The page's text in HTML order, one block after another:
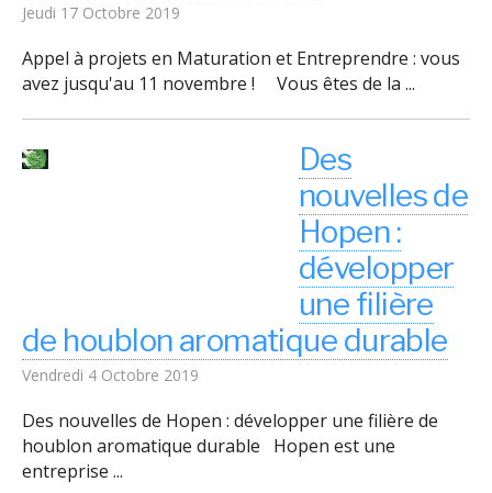
Jeudi 17 Octobre 2019
Appel à projets en Maturation et Entreprendre : vous
avez jusqu'au 11 novembre ! Vous êtes de la ...
Des
nouvelles de
Hopen :
développer
une filière
de houblon aromatique durable
Vendredi 4 Octobre 2019
Des nouvelles de Hopen : développer une filière de
houblon aromatique durable Hopen est une
entreprise ...